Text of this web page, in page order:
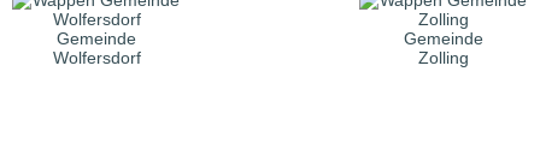
Gemeinde
Wolfersdorf
Gemeinde
Zolling